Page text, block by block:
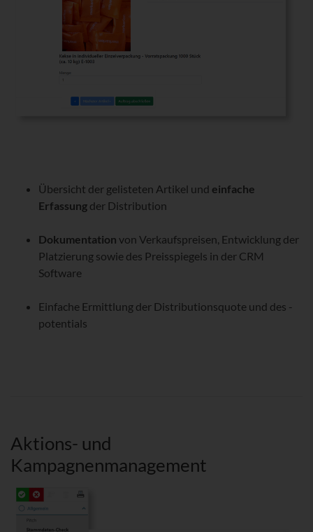
Übersicht der gelisteten Artikel und einfache
Erfassung der Distribution
Dokumentation von Verkaufspreisen, Entwicklung der
Platzierung sowie des Preisspiegels in der CRM
Software
Einfache Ermittlung der Distributionsquote und des -
potentials
Aktions- und
Kampagnenmanagement